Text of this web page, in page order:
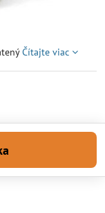
Čítajte viac